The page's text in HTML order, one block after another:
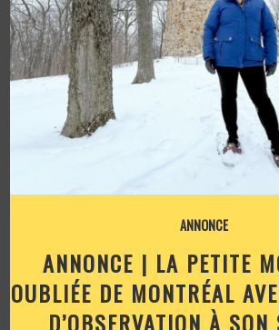
ANNONCE
ANNONCE | LA PETITE
OUBLIÉE DE MONTRÉAL
D’OBSERVATION À